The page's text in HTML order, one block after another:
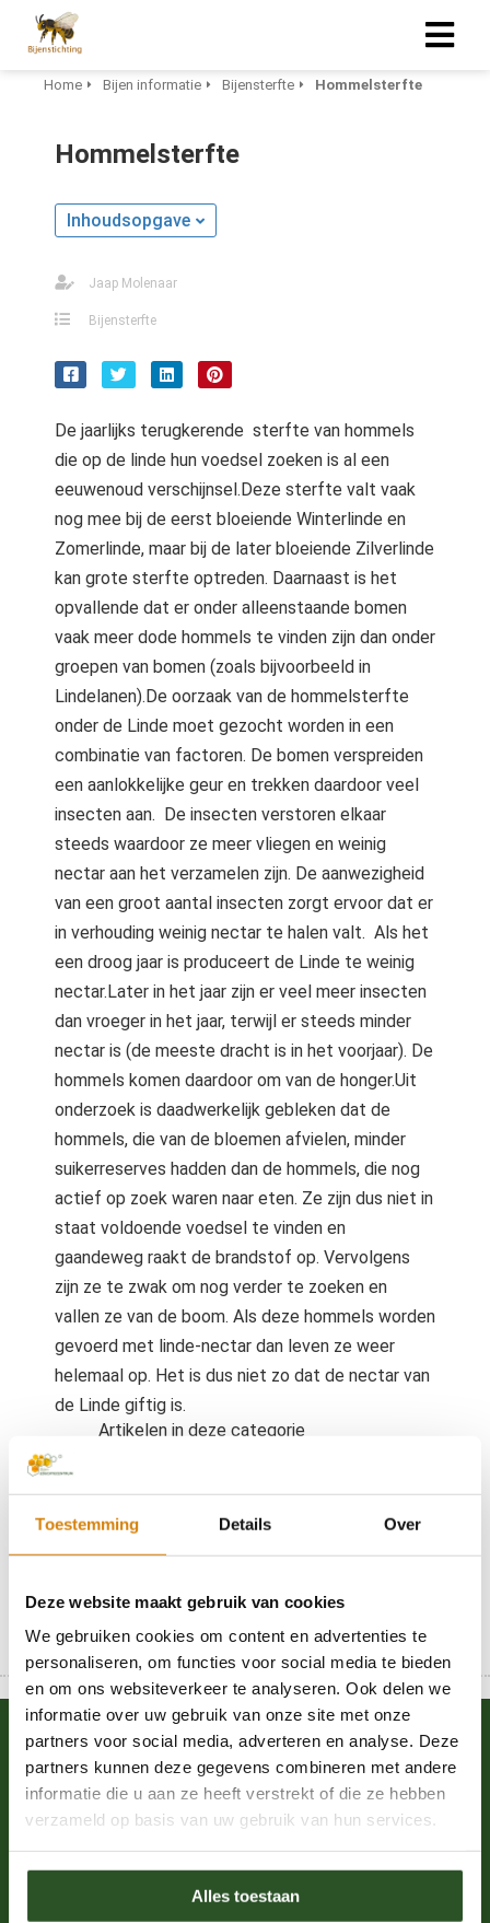
Toestemming Details Over
Deze website maakt gebruik van cookies
We gebruiken cookies om content en advertenties te
personaliseren, om functies voor social media te bieden
en om ons websiteverkeer te analyseren. Ook delen we
informatie over uw gebruik van onze site met onze
partners voor social media, adverteren en analyse. Deze
partners kunnen deze gegevens combineren met andere
informatie die u aan ze heeft verstrekt of die ze hebben
verzameld op basis van uw gebruik van hun services.
Alles toestaan
Home Bijen informatie Bijensterfte Hommelsterfte
Hommelsterfte
Inhoudsopgave
Jaap Molenaar
Bijensterfte
De jaarlijks terugkerende sterfte van hommels
die op de linde hun voedsel zoeken is al een
eeuwenoud verschijnsel.Deze sterfte valt vaak
nog mee bij de eerst bloeiende Winterlinde en
Zomerlinde, maar bij de later bloeiende Zilverlinde
kan grote sterfte optreden. Daarnaast is het
opvallende dat er onder alleenstaande bomen
vaak meer dode hommels te vinden zijn dan onder
groepen van bomen (zoals bijvoorbeeld in
Lindelanen).De oorzaak van de hommelsterfte
onder de Linde moet gezocht worden in een
combinatie van factoren. De bomen verspreiden
een aanlokkelijke geur en trekken daardoor veel
insecten aan. De insecten verstoren elkaar
steeds waardoor ze meer vliegen en weinig
nectar aan het verzamelen zijn. De aanwezigheid
van een groot aantal insecten zorgt ervoor dat er
in verhouding weinig nectar te halen valt. Als het
een droog jaar is produceert de Linde te weinig
nectar.Later in het jaar zijn er veel meer insecten
dan vroeger in het jaar, terwijl er steeds minder
nectar is (de meeste dracht is in het voorjaar). De
hommels komen daardoor om van de honger.Uit
onderzoek is daadwerkelijk gebleken dat de
hommels, die van de bloemen afvielen, minder
suikerreserves hadden dan de hommels, die nog
actief op zoek waren naar eten. Ze zijn dus niet in
staat voldoende voedsel te vinden en
gaandeweg raakt de brandstof op. Vervolgens
zijn ze te zwak om nog verder te zoeken en
vallen ze van de boom. Als deze hommels worden
gevoerd met linde-nectar dan leven ze weer
helemaal op. Het is dus niet zo dat de nectar van
de Linde giftig is.
Artikelen in deze categorie
Honingbij sterfte
Hommelsterfte
Colony Collaps Disorder
Kom in actie
Word donateur
Webshop